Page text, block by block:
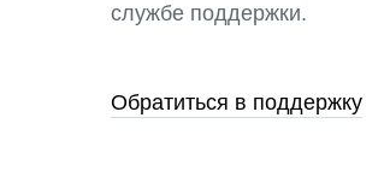
службе поддержки.
Обратиться в поддержку